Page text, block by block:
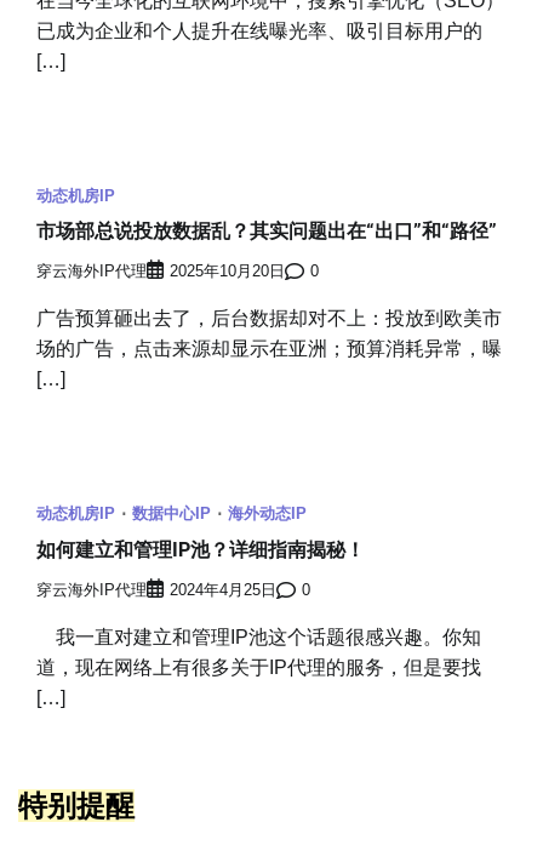
已成为企业和个人提升在线曝光率、吸引目标用户的
[…]
动态机房IP
市场部总说投放数据乱？其实问题出在“出口”和“路径”
穿云海外IP代理 2025年10月20日 0
广告预算砸出去了，后台数据却对不上：投放到欧美市
场的广告，点击来源却显示在亚洲；预算消耗异常，曝
[…]
动态机房IP 数据中心IP 海外动态IP
如何建立和管理IP池？详细指南揭秘！
穿云海外IP代理 2024年4月25日 0
我一直对建立和管理IP池这个话题很感兴趣。你知
道，现在网络上有很多关于IP代理的服务，但是要找
[…]
特别提醒